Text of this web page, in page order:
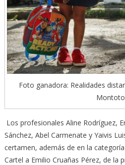
Foto ganadora: Realidades
Los profesionales Aline Rodríguez,
Sánchez, Abel Carmenate y Yaivis
certamen, además de en la
Cartel a Emilio Cruañas Pérez, de la